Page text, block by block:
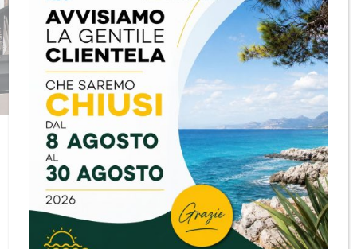
La questione non è solo fare ombra, e